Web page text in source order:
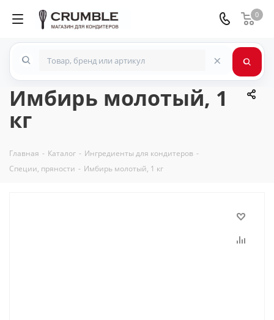
0
×
Имбирь молотый, 1
кг
Главная - Каталог - Ингредиенты для кондитеров -
Специи, пряности - Имбирь молотый, 1 кг